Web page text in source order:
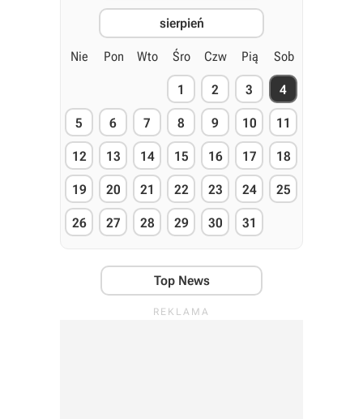
sierpień
Nie Pon Wto Śro Czw Pią Sob
1 2 3 4
5 6 7 8 9 10 11
12 13 14 15 16 17 18
19 20 21 22 23 24 25
26 27 28 29 30 31
Top News